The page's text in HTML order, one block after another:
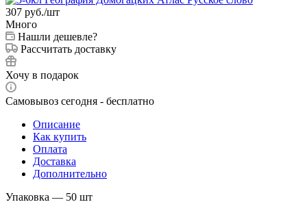
307 руб./шт
Много
Нашли дешевле?
Рассчитать доставку
Хочу в подарок
Самовывоз сегодня - бесплатно
Описание
Как купить
Оплата
Доставка
Дополнительно
Упаковка — 50 шт